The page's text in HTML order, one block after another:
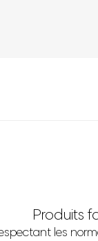
Produits
les